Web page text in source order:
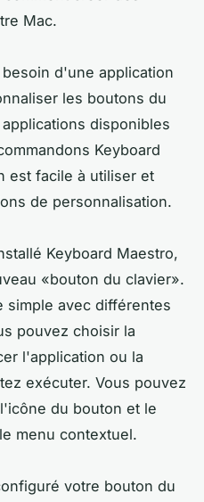
Mac.
d'une application
les boutons du
disponibles
Keyboard
est facile à utiliser et
de personnalisation.
Keyboard Maestro,
«bouton du clavier».
simple avec différentes
pouvez choisir la
l'application ou la
exécuter. Vous pouvez
du bouton et le
menu contextuel.
votre bouton du